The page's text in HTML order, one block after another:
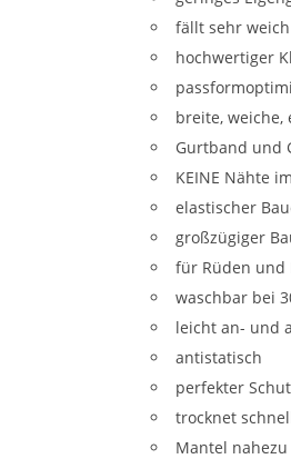
fällt sehr weich
hochwertiger
breite,
Gurtband und
KEINE Nähte
elastischer
großzügiger
für Rüden und
waschbar bei
leicht an- und
antistatisch
perfekter
trocknet
Mantel